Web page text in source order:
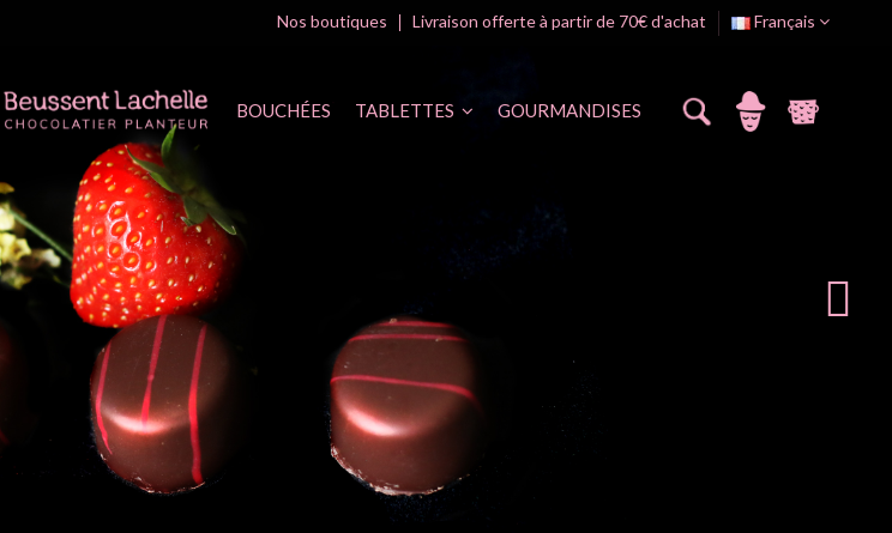
Nos boutiques Livraison offerte à partir de 70€ d'achat Français
BOUCHÉES TABLETTES GOURMANDISES